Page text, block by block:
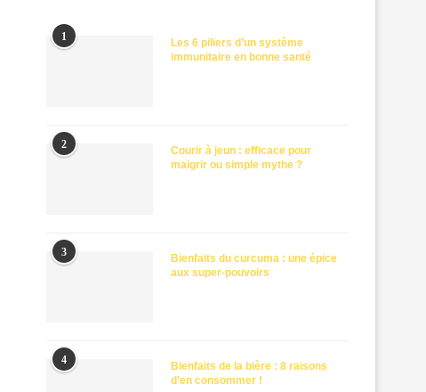
1
Les 6 piliers d’un système
immunitaire en bonne santé
2
Courir à jeun : efficace pour
maigrir ou simple mythe ?
3
Bienfaits du curcuma : une épice
aux super-pouvoirs
4
Bienfaits de la bière : 8 raisons
d’en consommer !